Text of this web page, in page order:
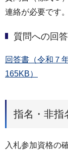
連絡が必要です。
質問への回答
回答書（令和７
165KB）
指名・非指
入札参加資格の